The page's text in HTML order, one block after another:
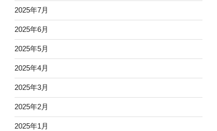
2025年7月
2025年6月
2025年5月
2025年4月
2025年3月
2025年2月
2025年1月